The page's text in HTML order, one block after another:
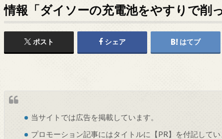
情報「ダイソーの充電池をやすりで削
ポスト シェア はてブ
当サイトでは広告を掲載しています。
プロモーション記事にはタイトルに【PR】を付記してい